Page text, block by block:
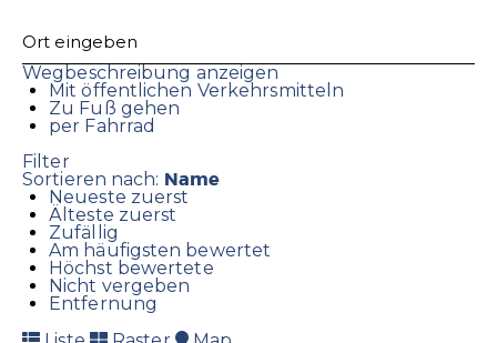
Wegbeschreibung anzeigen
Mit öffentlichen Verkehrsmitteln
Zu Fuß gehen
per Fahrrad
Filter
Sortieren nach: Name
Neueste zuerst
Älteste zuerst
Zufällig
Am häufigsten bewertet
Höchst bewertete
Nicht vergeben
Entfernung